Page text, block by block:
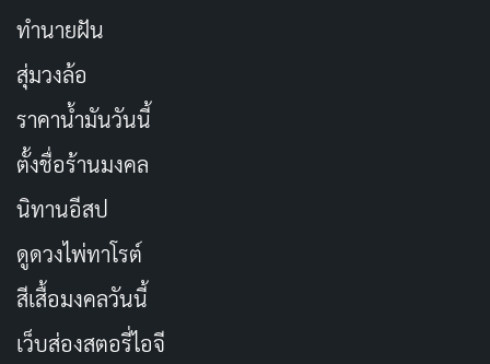
ทำนายฝัน
สุ่มวงล้อ
ราคาน้ำมันวันนี้
ตั้งชื่อร้านมงคล
นิทานอีสป
ดูดวงไพ่ทาโรต์
สีเสื้อมงคลวันนี้
เว็บส่องสตอรี่ไอจี